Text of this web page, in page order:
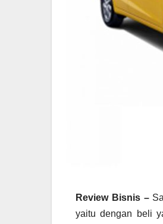
Review Bisnis –
yaitu dengan beli